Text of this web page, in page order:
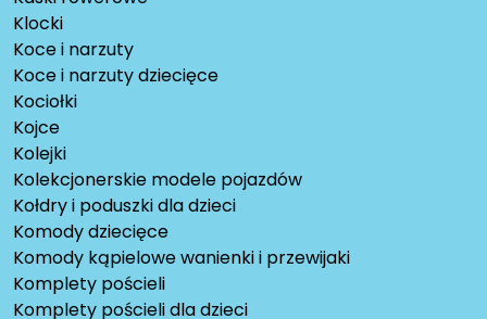
Klocki
Koce i narzuty
Koce i narzuty dziecięce
Kociołki
Kojce
Kolejki
Kolekcjonerskie modele pojazdów
Kołdry i poduszki dla dzieci
Komody dziecięce
Komody kąpielowe wanienki i przewijaki
Komplety pościeli
Komplety pościeli dla dzieci